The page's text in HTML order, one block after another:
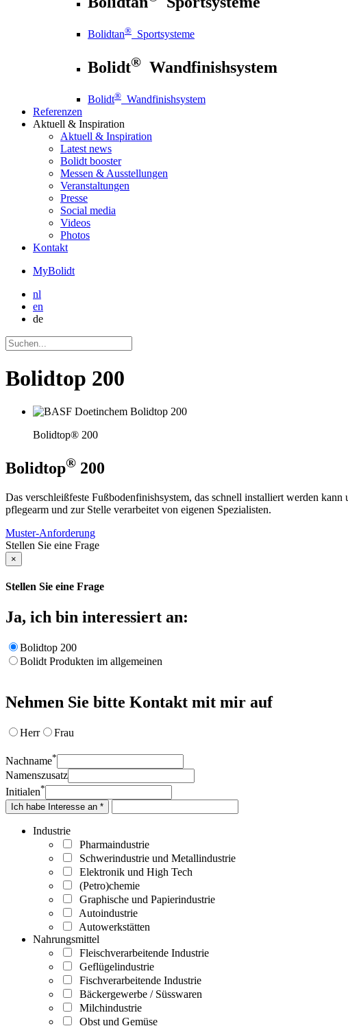
Bolidtan® Sportsysteme
Bolidt® Wandfinishsystem
Bolidt® Wandfinishsystem
Referenzen
Aktuell & Inspiration
Aktuell & Inspiration
Latest news
Bolidt booster
Messen & Ausstellungen
Veranstaltungen
Presse
Social media
Videos
Photos
Kontakt
MyBolidt
nl
en
de
Bolidtop 200
Bolidtop® 200
Bolidtop® 200
Das verschleißfeste Fußbodenfinishsystem, das schnell installiert werden
pflegearm und zur Stelle verarbeitet von eigenen Spezialisten.
Muster-Anforderung
Stellen Sie eine Frage
×
Stellen Sie eine Frage
Ja, ich bin interessiert an:
Bolidtop 200
Bolidt Produkten im allgemeinen
Nehmen Sie bitte Kontakt mit mir auf
Herr Frau
Nachname*
Namenszusatz
Initialen*
Ich habe Interesse an *
Industrie
Pharmaindustrie
Schwerindustrie und Metallindustrie
Elektronik und High Tech
(Petro)chemie
Graphische und Papierindustrie
Autoindustrie
Autowerkstätten
Nahrungsmittel
Fleischverarbeitende Industrie
Geflügelindustrie
Fischverarbeitende Industrie
Bäckergewerbe / Süsswaren
Milchindustrie
Obst und Gemüse